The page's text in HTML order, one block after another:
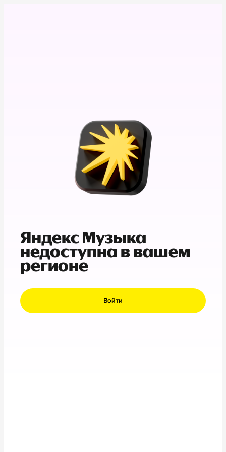
Яндекс Музыка
недоступна в вашем
регионе
Войти